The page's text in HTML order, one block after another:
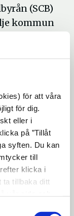
för att våra
för dig.
eller i
på ”Tillåt
syften. Du kan
till
klicka i
ta tillbaka ditt
(SCB)
kommun
med
med
från.
in-
tredje